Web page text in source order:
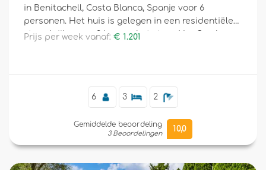
in Benitachell, Costa Blanca, Spanje voor 6
personen. Het huis is gelegen in een residentiële
strandwijk en op 3 km van het strand La Cumbre
Prijs per week vanaf: € 1.201
6 3 2
Gemiddelde beoordeling
3 Beoordelingen
10,0